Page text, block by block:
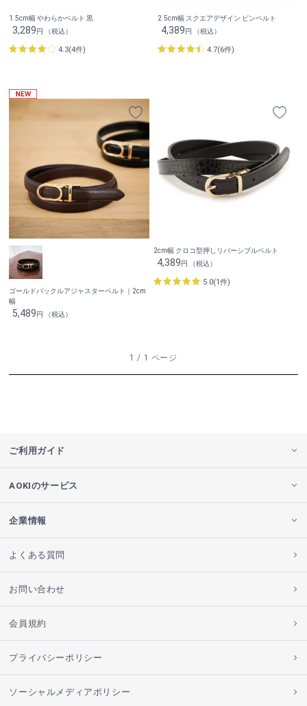
1.5cm幅 やわらかベルト 黒
3,289円 （税込）
4.3(4件)
2.5cm幅 スクエアデザイン ピンベルト
4,389円 （税込）
4.7(6件)
ゴールドバックルアジャスターベルト｜2cm
幅
5,489円 （税込）
2cm幅 クロコ型押しリバーシブルベルト
4,389円 （税込）
5.0(1件)
1 / 1 ページ
ご利用ガイド
AOKIのサービス
企業情報
よくある質問
お問い合わせ
会員規約
プライバシーポリシー
ソーシャルメディアポリシー